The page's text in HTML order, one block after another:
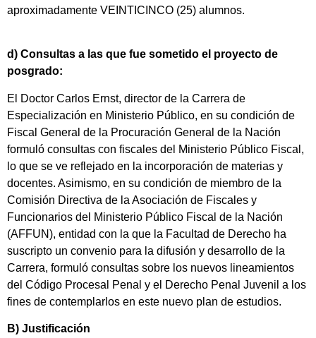
aproximadamente VEINTICINCO (25) alumnos.
d) Consultas a las que fue sometido el proyecto de
posgrado:
El Doctor Carlos Ernst, director de la Carrera de
Especialización en Ministerio Público, en su condición de
Fiscal General de la Procuración General de la Nación
formuló consultas con fiscales del Ministerio Público Fiscal,
lo que se ve reflejado en la incorporación de materias y
docentes. Asimismo, en su condición de miembro de la
Comisión Directiva de la Asociación de Fiscales y
Funcionarios del Ministerio Público Fiscal de la Nación
(AFFUN), entidad con la que la Facultad de Derecho ha
suscripto un convenio para la difusión y desarrollo de la
Carrera, formuló consultas sobre los nuevos lineamientos
del Código Procesal Penal y el Derecho Penal Juvenil a los
fines de contemplarlos en este nuevo plan de estudios.
B) Justificación